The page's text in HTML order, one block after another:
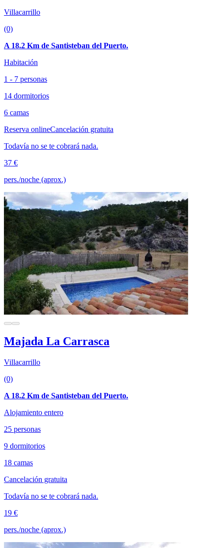
Villacarrillo
(0)
A 18.2 Km de Santisteban del Puerto.
Habitación
1 - 7 personas
14 dormitorios
6 camas
Reserva onlineCancelación gratuita
Todavía no se te cobrará nada.
37 €
pers./noche (aprox.)
Majada La Carrasca
Villacarrillo
(0)
A 18.2 Km de Santisteban del Puerto.
Alojamiento entero
25 personas
9 dormitorios
18 camas
Cancelación gratuita
Todavía no se te cobrará nada.
19 €
pers./noche (aprox.)